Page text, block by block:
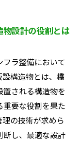
内キャリアア
ア形成に与え
設計の役割とは
ラ整備において
構造物とは、橋
される構造物を
要な役割を果た
の技術が求めら
断し、最適な設計